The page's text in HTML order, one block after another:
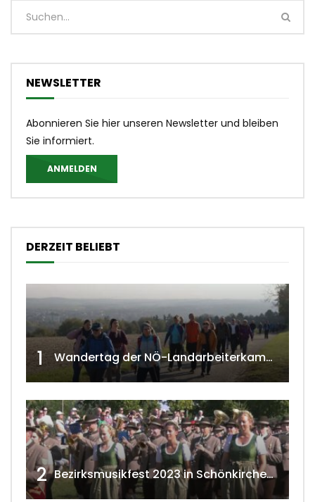
NEWSLETTER
Abonnieren Sie hier unseren Newsletter und bleiben
Sie informiert.
ANMELDEN
DERZEIT BELIEBT
1 Wandertag der NÖ-Landarbeiterkammer in Hollabrunn 2024
2 Bezirksmusikfest 2023 in Schönkirchen-Reyersdorf